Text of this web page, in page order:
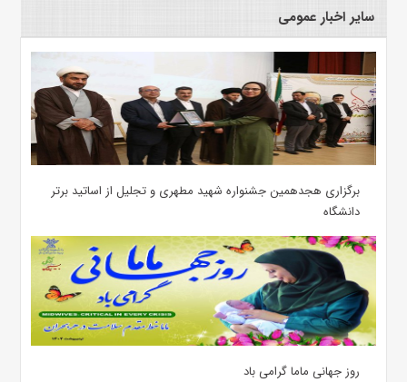
سایر اخبار عمومی
برگزاری هجدهمین جشنواره شهید مطهری و تجلیل از اساتید برتر
دانشگاه
روز جهانی ماما گرامی باد